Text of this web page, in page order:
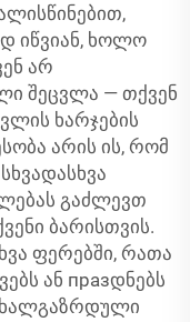
იწვიან, ხოლო
არ
შეცვლა — თქვენ
ხარჯების
არის ის, რომ
გაძლევთ
ბარისთვის.
ფერებში, რათა
ან празდნებს